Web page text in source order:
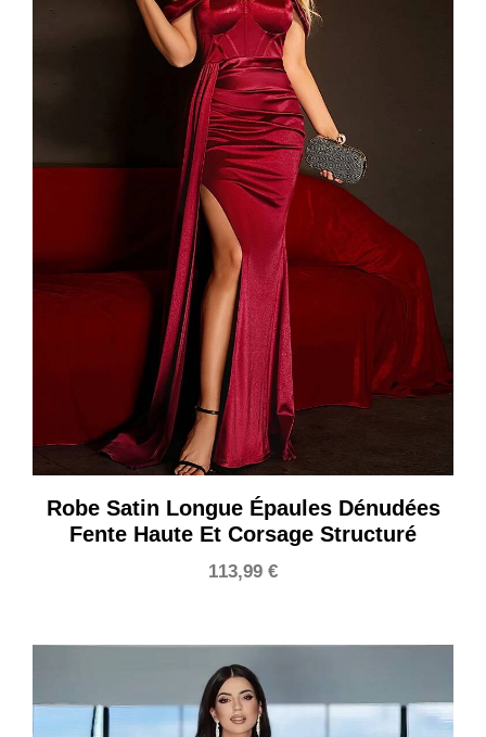
Robe Satin Longue Épaules Dénudées
Fente Haute Et Corsage Structuré
113,99 €